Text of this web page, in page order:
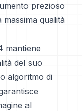
prezioso
qualità
mantiene
del suo
algoritmo di
al